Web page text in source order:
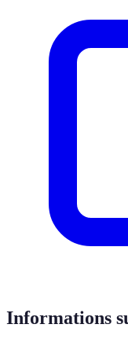
Informations